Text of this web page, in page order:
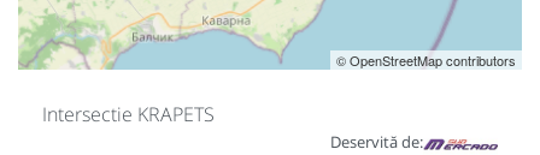
© OpenStreetMap contributors
Intersectie KRAPETS
Deservită de: